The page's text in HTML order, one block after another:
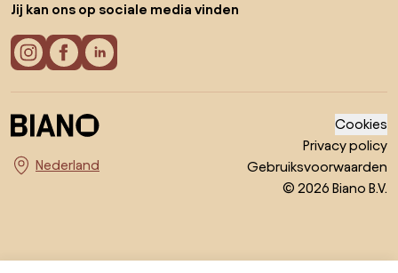
Jij kan ons op sociale media vinden
Kies land
Cookies
Privacy policy
Gebruiksvoorwaarden
© 2026 Biano B.V.